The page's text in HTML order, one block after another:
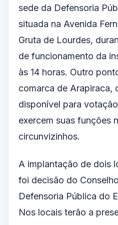
sede da Defensoria
situada na Avenida
Gruta de Lourdes,
de funcionamento da
às 14 horas. Outro
comarca de Arapiraca,
disponível para
exercem suas funções
circunvizinhos.
A implantação de dois
foi decisão do
Defensoria Pública do
Nos locais terão a